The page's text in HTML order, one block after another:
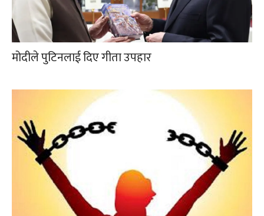
मोदीले पुटिनलाई दिए गीता उपहार